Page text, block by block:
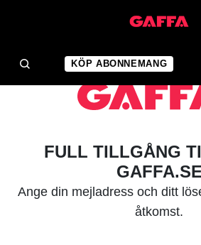
KÖP ABONNEMANG
FULL TILLGÅNG
GAFFA.SE
Ange din mejladress och ditt
åtkomst.